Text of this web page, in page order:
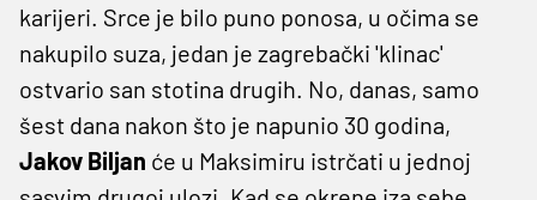
karijeri. Srce je bilo puno ponosa, u očima se
nakupilo suza, jedan je zagrebački 'klinac'
ostvario san stotina drugih. No, danas, samo
šest dana nakon što je napunio 30 godina,
Jakov Biljan će u Maksimiru istrčati u jednoj